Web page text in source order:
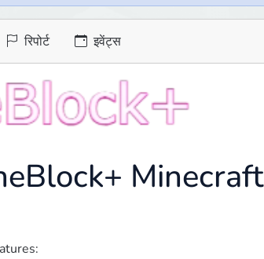
रिपोर्ट इवेंट्स
Minecraft